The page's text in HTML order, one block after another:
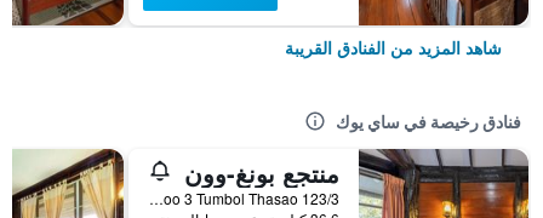
شاهد المزيد من الفنادق القريبة
فنادق رخيصة في ساي يوك
منتجع بونغ-وون
123/3 Moo 3 Tumbol Thasao, ساي يوك, تايلاند